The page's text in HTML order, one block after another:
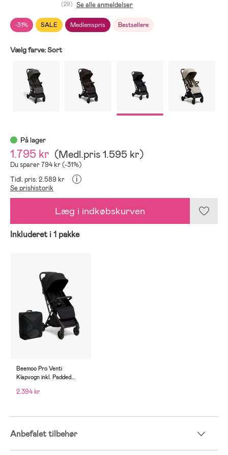
-31% SALE Medlemspris Bestsellere
(29) Se alle anmeldelser
Vælg farve:Sort
På lager
1.795 kr (Medl.pris1.595 kr)
Du sparer 794 kr (-31%)
Tidl. pris: 2.589 kr
i
Se prishistorik
Læg i indkøbskurven
Inkluderet i 1 pakke
Beemoo Pro Venti
Klapvogn inkl. Padded
Black
2.394 kr
Anbefalet tilbehør